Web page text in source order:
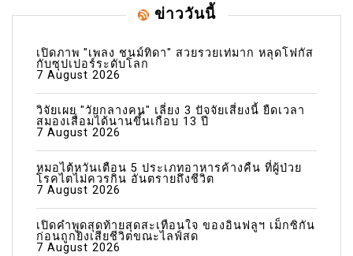
ข่าววันนี้
เปิดภาพ "เพลง ชนม์ทิดา" สวยรวยเท่มาก หลุดโฟกัส
กับซุปเปอร์ระดับโลก
7 August 2026
วิจัยเผย "วัยกลางคน" เลี่ยง 3 ปัจจัยเสี่ยงนี้ ยืดเวลา
สมองเสื่อมได้นานขึ้นเกือบ 13 ปี
7 August 2026
หมอไต้หวันเตือน 5 ประเภทอาหารค้างคืน ที่ผู้ป่วย
โรคไตไม่ควรกิน อันตรายถึงชีวิต
7 August 2026
เปิดคำพูดสุดท้ายสุดสะเทือนใจ ของอินฟลูฯ เม็กซิกัน
ก่อนถูกยิงเสียชีวิตขณะไลฟ์สด
7 August 2026